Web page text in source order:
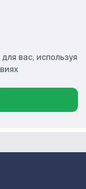
вас, используя